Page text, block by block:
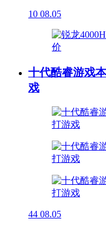
10 08.05
十代酷睿游戏
戏
44 08.05